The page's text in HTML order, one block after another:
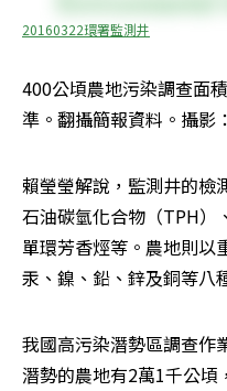
20160322環署監測井
400公頃農地污染調查面
準。翻攝簡報資料。攝影
賴瑩瑩解說，監測井的檢
石油碳氫化合物（TPH）
單環芳香烴等。農地則以
汞、鎳、鉛、鋅及銅等八
我國高污染潛勢區調查作
潛勢的農地有2萬1千公頃